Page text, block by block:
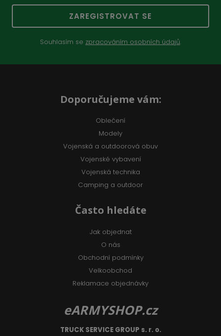
ZAREGISTROVAT SE
Souhlasím se zpracováním osobních údajů.
Doporučujeme vám:
Oblečení
Modely
Vojenská a outdoorová obuv
Vojenské vybavení
Vojenská technika
Camping a outdoor
Často hledáte
Jak objednat
O nás
Obchodní podmínky
Velkoobchod
Reklamace objednávky
eARMYSHOP.cz
TRUCK SERVICE GROUP s. r. o.